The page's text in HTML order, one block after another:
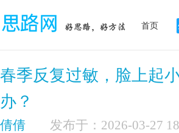
首页
春季反复过敏，脸上起
办？
倩倩 发布于：2026-03-